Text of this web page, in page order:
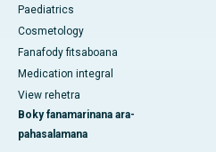
Paediatrics
Cosmetology
Fanafody fitsaboana
Medication integral
View rehetra
Boky fanamarinana ara-
pahasalamana